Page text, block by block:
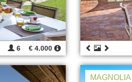
6 € 4.000
MAGNOLIA